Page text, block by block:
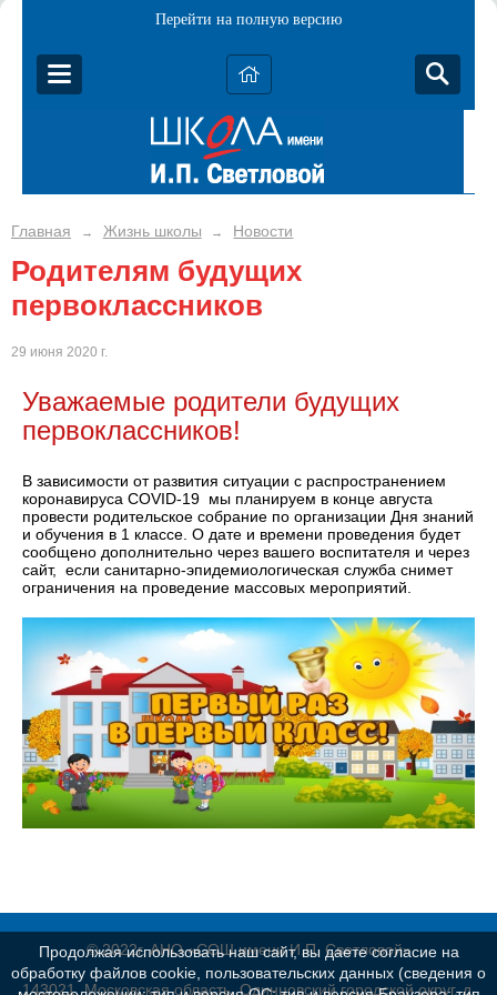
Перейти на полную версию
Главная → Жизнь школы → Новости
Родителям будущих
первоклассников
29 июня 2020 г.
Уважаемые родители будущих
первоклассников!
В зависимости от развития ситуации с распространением
коронавируса COVID-19 мы планируем в конце августа
провести родительское собрание по организации Дня знаний
и обучения в 1 классе. О дате и времени проведения будет
сообщено дополнительно через вашего воспитателя и через
сайт, если санитарно-эпидемиологическая служба снимет
ограничения на проведение массовых мероприятий.
© 2022г. АНО «СОШ имени И.П. Светловой»
143021, Московская область, Одинцовский городской округ, д.
Продолжая использовать наш сайт, вы даете согласие на
обработку файлов cookie, пользовательских данных (сведения о